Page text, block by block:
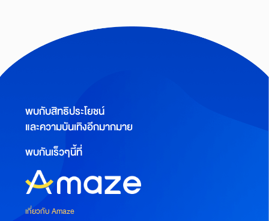
พบกับสิทธิประโยชน์
และความบันเทิงอีกมากมาย
พบกันเร็วๆนี้ที่
เกี่ยวกับ Amaze